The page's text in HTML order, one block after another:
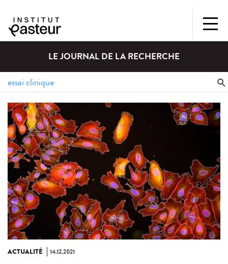
LE JOURNAL DE LA RECHERCHE
ACTUALITÉ 14.12.2021